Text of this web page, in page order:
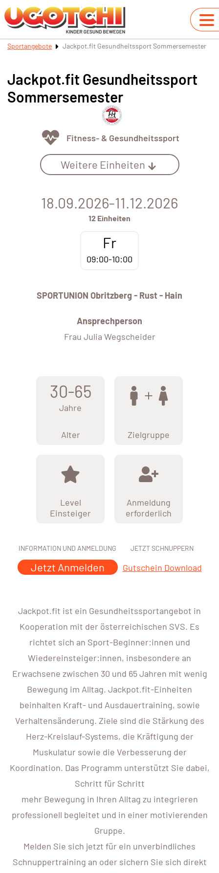
Sportangebote Jackpot.fit Gesundheitssport Sommersemester
Jackpot.fit Gesundheitssport
Sommersemester
Fitness- & Gesundheitssport
Weitere Einheiten
18.09.2026-11.12.2026
12 Einheiten
Fr
09:00-10:00
SPORTUNION Obritzberg - Rust - Hain
Ansprechperson
Frau Julia Wegscheider
30-65
Jahre
Alter Zielgruppe
Level
Einsteiger
Anmeldung
erforderlich
INFORMATION UND ANMELDUNG
Jetzt Anmelden
JETZT SCHNUPPERN
Gutschein Download
Jackpot.fit ist ein Gesundheitssportangebot in
Kooperation mit der österreichischen SVS. Es
richtet sich an Sport-Beginner:innen und
Wiedereinsteiger:innen, insbesondere an
Erwachsene zwischen 30 und 65 Jahren mit wenig
Bewegung im Alltag. Jackpot.fit-Einheiten
beinhalten Kraft- und Ausdauertraining, sowie
Verhaltensänderung. Ziele sind die Stärkung des
Herz-Kreislauf-Systems, die Kräftigung der
Muskulatur sowie die Verbesserung der
Koordination. Das Programm unterstützt Sie dabei,
Schritt für Schritt
mehr Bewegung in Ihren Alltag zu integrieren
professionell begleitet und in einer motivierenden
Gruppe.
Melden Sie sich jetzt für ein unverbindliches
Schnuppertraining an oder sichern Sie sich direkt